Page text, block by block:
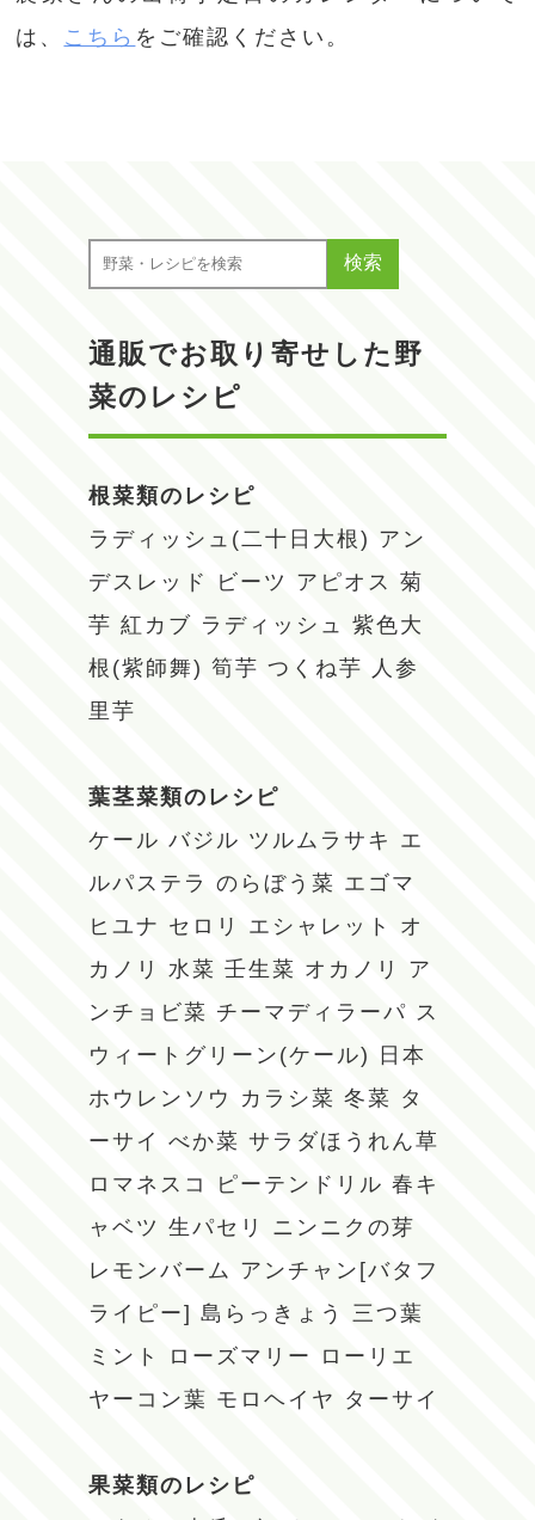
検索
通販でお取り寄せした野
菜のレシピ
根菜類のレシピ
ラディッシュ(二十日大根) アン
デスレッド
ビーツ アピオス 菊
芋 紅カブ ラディッシュ
紫色大
根(紫師舞) 筍芋 つくね芋
人参
里芋
葉茎菜類のレシピ
ケール バジル ツルムラサキ エ
ルパステラ のらぼう菜 エゴマ
ヒユナ セロリ エシャレット
オ
カノリ
水菜 壬生菜 オカノリ
ア
ンチョビ菜 チーマディラーパ ス
ウィートグリーン(ケール)
日本
ホウレンソウ
カラシ菜 冬菜 タ
ーサイ べか菜 サラダほうれん草
ロマネスコ
ピーテンドリル 春キ
ャベツ 生パセリ
ニンニクの芽
レモンバーム アンチャン[バタフ
ライピー] 島らっきょう
三つ葉
ミント
ローズマリー
ローリエ
ヤーコン葉 モロヘイヤ ターサイ
果菜類のレシピ
は、 こちら をご確認ください。